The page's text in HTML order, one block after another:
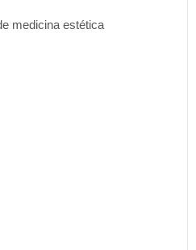
medicina estética